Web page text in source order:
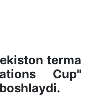
terma
Cup"